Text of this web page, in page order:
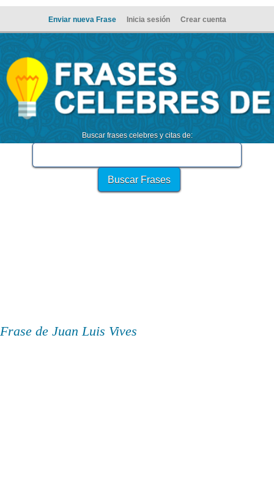
Enviar nueva Frase Inicia sesión Crear cuenta
Buscar frases celebres y citas de:
Frase de Juan Luis Vives